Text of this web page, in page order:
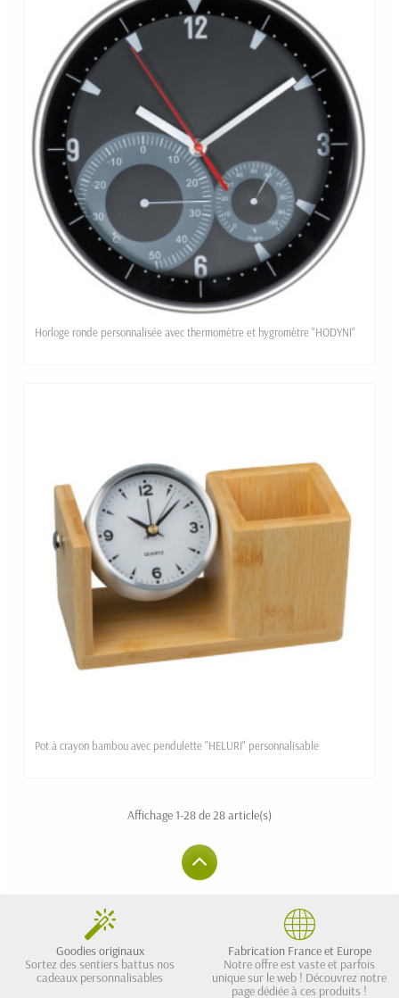
Horloge ronde personnalisée avec thermomètre et hygromètre "HODYNI"
Pot à crayon bambou avec pendulette "HELURI" personnalisable
Affichage 1-28 de 28 article(s)
Goodies originaux
Sortez des sentiers battus nos
cadeaux personnalisables
Fabrication France et Europe
Notre offre est vaste et parfois
unique sur le web ! Découvrez notre
page dédiée à ces produits !